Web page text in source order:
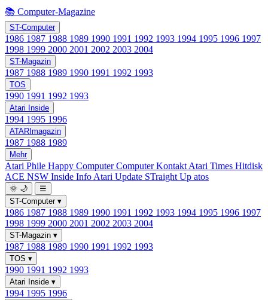
📚 Computer-Magazine
ST-Computer
1986 1987 1988 1989 1990 1991 1992 1993 1994 1995 1996 1997
1998 1999 2000 2001 2002 2003 2004
ST-Magazin
1987 1988 1989 1990 1991 1992 1993
TOS
1990 1991 1992 1993
Atari Inside
1994 1995 1996
ATARImagazin
1987 1988 1989
Mehr
Atari Phile Happy ComputerComputer Kontakt Atari Times Hitdisk
ACE NSW Inside Info Atari Update STraight Up atos
🌞 🌙
☰
ST-Computer ▾
1986 1987 1988 1989 1990 1991 1992 1993 1994 1995 1996 1997
1998 1999 2000 2001 2002 2003 2004
ST-Magazin ▾
1987 1988 1989 1990 1991 1992 1993
TOS ▾
1990 1991 1992 1993
Atari Inside ▾
1994 1995 1996